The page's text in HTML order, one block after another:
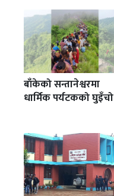
बाँकेको सन्तानेश्वरमा
धार्मिक पर्यटकको घुइँचो